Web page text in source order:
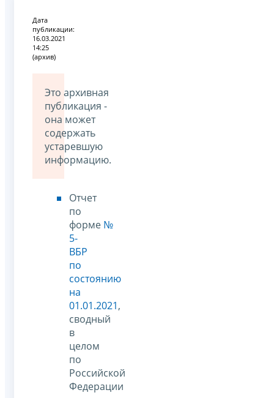
Дата
публикации:
16.03.2021
14:25
(архив)
Это архивная
публикация -
она может
содержать
устаревшую
информацию.
Отчет
по
форме №
5-
ВБР
по
состоянию
на
01.01.2021,
сводный
в
целом
по
Российской
Федерации